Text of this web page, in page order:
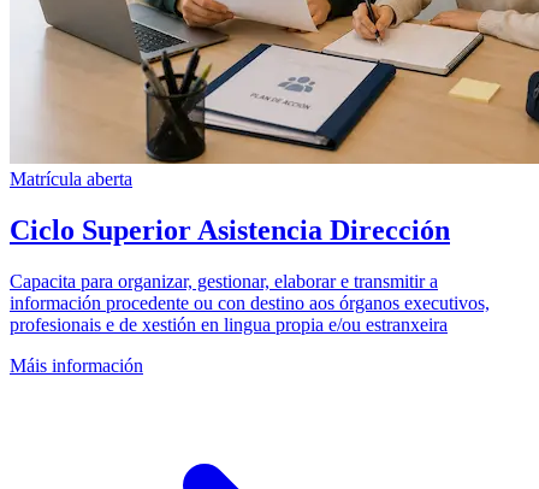
Matrícula aberta
Ciclo Superior Asistencia Dirección
Capacita para organizar, gestionar, elaborar e transmitir a
información procedente ou con destino aos órganos executivos,
profesionais e de xestión en lingua propia e/ou estranxeira
Máis información